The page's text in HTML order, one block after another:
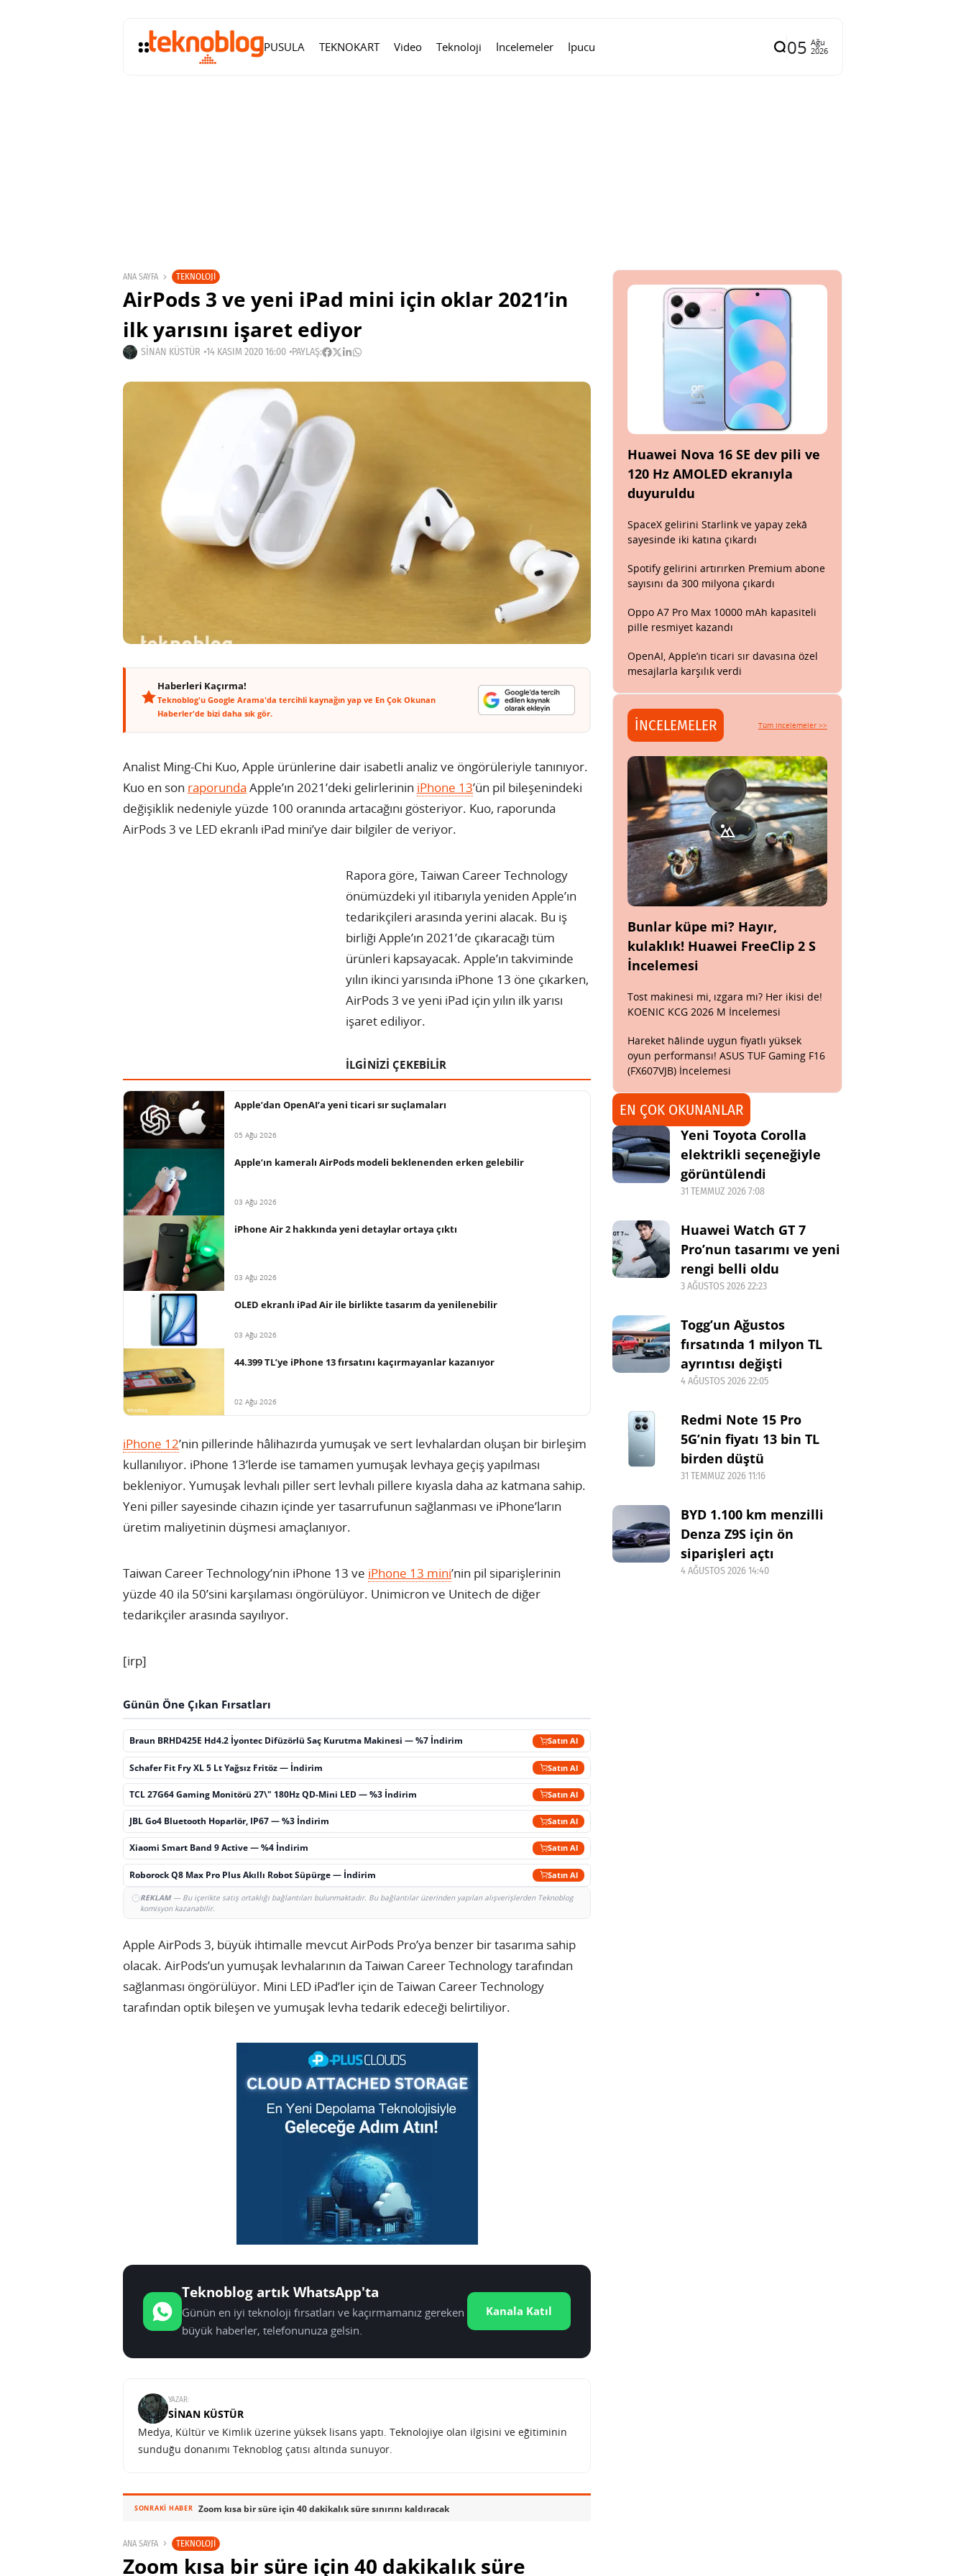
PUSULA TEKNOKART Video Teknoloji İncelemeler İpucu 05 Ağu
2026
ANA SAYFA TEKNOLOJI
AirPods 3 ve yeni iPad mini için oklar 2021’in
ilk yarısını işaret ediyor
SINAN KÜSTÜR 14 KASIM 2020 16:00 PAYLAŞ:
Haberleri Kaçırma!
Teknoblog'u Google Arama'da tercihli kaynağın yap ve En Çok Okunan
Haberler'de bizi daha sık gör.
Analist Ming-Chi Kuo, Apple ürünlerine dair isabetli analiz ve öngörüleriyle tanınıyor.
Kuo en son raporunda Apple’ın 2021’deki gelirlerinin iPhone 13’ün pil bileşenindeki
değişiklik nedeniyle yüzde 100 oranında artacağını gösteriyor. Kuo, raporunda
AirPods 3 ve LED ekranlı iPad mini’ye dair bilgiler de veriyor.
Rapora göre, Taiwan Career Technology
önümüzdeki yıl itibarıyla yeniden Apple’ın
tedarikçileri arasında yerini alacak. Bu iş
birliği Apple’ın 2021’de çıkaracağı tüm
ürünleri kapsayacak. Apple’ın takviminde
yılın ikinci yarısında iPhone 13 öne çıkarken,
AirPods 3 ve yeni iPad için yılın ilk yarısı
işaret ediliyor.
İLGİNİZİ ÇEKEBİLİR
Apple’dan OpenAI’a yeni ticari sır suçlamaları
05 Ağu 2026
Apple’ın kameralı AirPods modeli beklenenden erken gelebilir
03 Ağu 2026
iPhone Air 2 hakkında yeni detaylar ortaya çıktı
03 Ağu 2026
OLED ekranlı iPad Air ile birlikte tasarım da yenilenebilir
03 Ağu 2026
44.399 TL’ye iPhone 13 fırsatını kaçırmayanlar kazanıyor
02 Ağu 2026
iPhone 12’nin pillerinde hâlihazırda yumuşak ve sert levhalardan oluşan bir birleşim
kullanılıyor. iPhone 13’lerde ise tamamen yumuşak levhaya geçiş yapılması
bekleniyor. Yumuşak levhalı piller sert levhalı pillere kıyasla daha az katmana sahip.
Yeni piller sayesinde cihazın içinde yer tasarrufunun sağlanması ve iPhone’ların
üretim maliyetinin düşmesi amaçlanıyor.
Taiwan Career Technology’nin iPhone 13 ve iPhone 13 mini’nin pil siparişlerinin
yüzde 40 ila 50’sini karşılaması öngörülüyor. Unimicron ve Unitech de diğer
tedarikçiler arasında sayılıyor.
[irp]
Günün Öne Çıkan Fırsatları
Braun BRHD425E Hd4.2 İyontec Difüzörlü Saç Kurutma Makinesi — %7 İndirim Satın Al
Schafer Fit Fry XL 5 Lt Yağsız Fritöz — İndirim Satın Al
TCL 27G64 Gaming Monitörü 27\" 180Hz QD-Mini LED — %3 İndirim Satın Al
JBL Go4 Bluetooth Hoparlör, IP67 — %3 İndirim Satın Al
Xiaomi Smart Band 9 Active — %4 İndirim Satın Al
Roborock Q8 Max Pro Plus Akıllı Robot Süpürge — İndirim Satın Al
REKLAM— Bu içerikte satış ortaklığı bağlantıları bulunmaktadır. Bu bağlantılar üzerinden yapılan alışverişlerden Teknoblog
komisyon kazanabilir.
Apple AirPods 3, büyük ihtimalle mevcut AirPods Pro’ya benzer bir tasarıma sahip
olacak. AirPods’un yumuşak levhalarının da Taiwan Career Technology tarafından
sağlanması öngörülüyor. Mini LED iPad’ler için de Taiwan Career Technology
tarafından optik bileşen ve yumuşak levha tedarik edeceği belirtiliyor.
Teknoblog artık WhatsApp'ta
Günün en iyi teknoloji fırsatları ve kaçırmamanız gereken
büyük haberler, telefonunuza gelsin.
Kanala Katıl
YAZAR:
SINAN KÜSTÜR
Medya, Kültür ve Kimlik üzerine yüksek lisans yaptı. Teknolojiye olan ilgisini ve eğitiminin
sunduğu donanımı Teknoblog çatısı altında sunuyor.
SONRAKI HABER Zoom kısa bir süre için 40 dakikalık süre sınırını kaldıracak
ANA SAYFA TEKNOLOJI
Zoom kısa bir süre için 40 dakikalık süre
Huawei Nova 16 SE dev pili ve
120 Hz AMOLED ekranıyla
duyuruldu
SpaceX gelirini Starlink ve yapay zekâ
sayesinde iki katına çıkardı
Spotify gelirini artırırken Premium abone
sayısını da 300 milyona çıkardı
Oppo A7 Pro Max 10000 mAh kapasiteli
pille resmiyet kazandı
OpenAI, Apple’ın ticari sır davasına özel
mesajlarla karşılık verdi
İNCELEMELER Tüm incelemeler >>
Bunlar küpe mi? Hayır,
kulaklık! Huawei FreeClip 2 S
İncelemesi
Tost makinesi mi, ızgara mı? Her ikisi de!
KOENIC KCG 2026 M İncelemesi
Hareket hâlinde uygun fiyatlı yüksek
oyun performansı! ASUS TUF Gaming F16
(FX607VJB) İncelemesi
EN ÇOK OKUNANLAR
Yeni Toyota Corolla
elektrikli seçeneğiyle
görüntülendi
31 TEMMUZ 2026 7:08
Huawei Watch GT 7
Pro’nun tasarımı ve yeni
rengi belli oldu
3 AĞUSTOS 2026 22:23
Togg’un Ağustos
fırsatında 1 milyon TL
ayrıntısı değişti
4 AĞUSTOS 2026 22:05
Redmi Note 15 Pro
5G’nin fiyatı 13 bin TL
birden düştü
31 TEMMUZ 2026 11:16
BYD 1.100 km menzilli
Denza Z9S için ön
siparişleri açtı
4 AĞUSTOS 2026 14:40